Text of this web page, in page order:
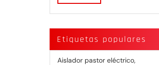
Etiquetas populares
Aislador pastor eléctrico,